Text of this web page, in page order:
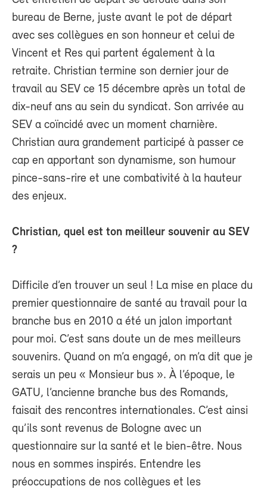
bureau de Berne, juste avant le pot de départ
avec ses collègues en son honneur et celui de
Vincent et Res qui partent également à la
retraite. Christian termine son dernier jour de
travail au SEV ce 15 décembre après un total de
dix-neuf ans au sein du syndicat. Son arrivée au
SEV a coïncidé avec un moment charnière.
Christian aura grandement participé à passer ce
cap en apportant son dynamisme, son humour
pince-sans-rire et une combativité à la hauteur
des enjeux.
Christian, quel est ton meilleur souvenir au SEV
?
Difficile d’en trouver un seul ! La mise en place du
premier questionnaire de santé au travail pour la
branche bus en 2010 a été un jalon important
pour moi. C’est sans doute un de mes meilleurs
souvenirs. Quand on m’a engagé, on m’a dit que je
serais un peu « Monsieur bus ». À l’époque, le
GATU, l’ancienne branche bus des Romands,
faisait des rencontres internationales. C’est ainsi
qu’ils sont revenus de Bologne avec un
questionnaire sur la santé et le bien-être. Nous
nous en sommes inspirés. Entendre les
préoccupations de nos collègues et les